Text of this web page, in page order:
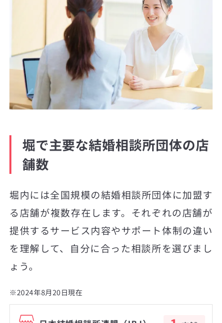
堀で主要な結婚相談所団体の店
舗数
堀内には全国規模の結婚相談所団体に加盟す
る店舗が複数存在します。それぞれの店舗が
提供するサービス内容やサポート体制の違い
を理解して、自分に合った相談所を選びまし
ょう。
※2024年8月20日現在